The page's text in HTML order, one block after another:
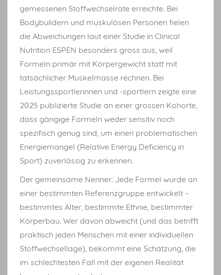
gemessenen Stoffwechselrate erreichte. Bei
Bodybuildern und muskulösen Personen fielen
die Abweichungen laut einer Studie in Clinical
Nutrition ESPEN besonders gross aus, weil
Formeln primär mit Körpergewicht statt mit
tatsächlicher Muskelmasse rechnen. Bei
Leistungssportlerinnen und -sportlern zeigte eine
2025 publizierte Studie an einer grossen Kohorte,
dass gängige Formeln weder sensitiv noch
spezifisch genug sind, um einen problematischen
Energiemangel (Relative Energy Deficiency in
Sport) zuverlässig zu erkennen.
Der gemeinsame Nenner: Jede Formel wurde an
einer bestimmten Referenzgruppe entwickelt –
bestimmtes Alter, bestimmte Ethnie, bestimmter
Körperbau. Wer davon abweicht (und das betrifft
praktisch jeden Menschen mit einer individuellen
Stoffwechsellage), bekommt eine Schätzung, die
im schlechtesten Fall mit der eigenen Realität